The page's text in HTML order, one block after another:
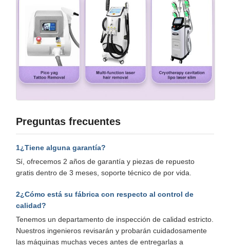
Preguntas frecuentes
1¿Tiene alguna garantía?
Sí, ofrecemos 2 años de garantía y piezas de repuesto
gratis dentro de 3 meses, soporte técnico de por vida.
2¿Cómo está su fábrica con respecto al control de
calidad?
Tenemos un departamento de inspección de calidad estricto.
Nuestros ingenieros revisarán y probarán cuidadosamente
las máquinas muchas veces antes de entregarlas a